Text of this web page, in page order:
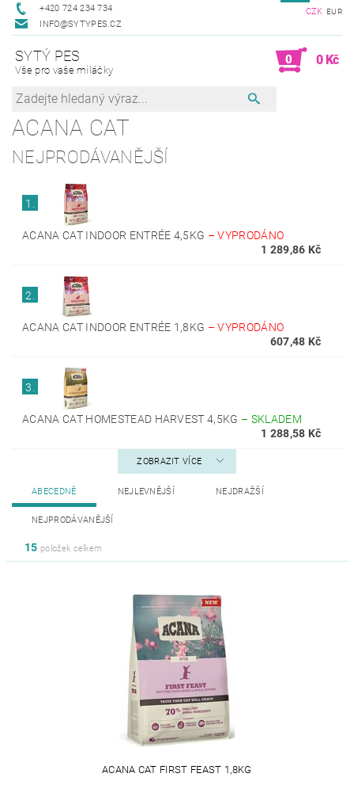
+420 724 234 734
INFO@SYTYPES.CZ
CZK EUR
SYTÝ PES
Vše pro vaše miláčky
0 0 Kč
ACANA CAT
NEJPRODÁVANĚJŠÍ
1.
ACANA CAT INDOOR ENTRÉE 4,5KG –VYPRODÁNO
1 289,86 Kč
2.
ACANA CAT INDOOR ENTRÉE 1,8KG –VYPRODÁNO
607,48 Kč
3.
ACANA CAT HOMESTEAD HARVEST 4,5KG – SKLADEM
1 288,58 Kč
ZOBRAZIT VÍCE
ABECEDNĚ NEJLEVNĚJŠÍ NEJDRAŽŠÍ
NEJPRODÁVANĚJŠÍ
15 položek celkem
ACANA CAT FIRST FEAST 1,8KG